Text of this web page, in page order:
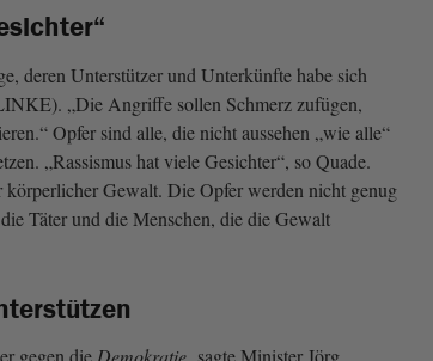
deren Unterstützer und Unterkünfte habe sich
„Die Angriffe sollen Schmerz zufügen,
Opfer sind alle, die nicht aussehen „wie alle“
„Rassismus hat viele Gesichter“, so Quade.
Gewalt. Die Opfer werden nicht genug
Täter und die Menschen, die die Gewalt
gegen die Demokratie, sagte Minister Jörg